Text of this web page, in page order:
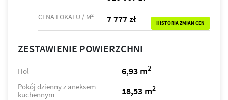
CENA LOKALU / M2 7 777 zł HISTORIA ZMIAN CEN
ZESTAWIENIE POWIERZCHNI
Hol 6,93 m2
Pokój dzienny z aneksem
kuchennym
18,53 m2